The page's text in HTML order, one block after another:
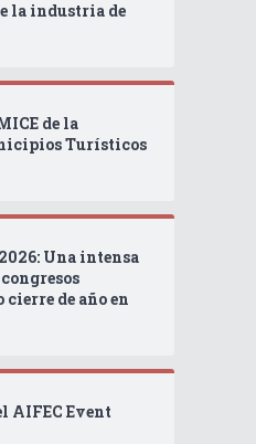
la industria de
de la
Turísticos
Una intensa
de año en
AIFEC Event